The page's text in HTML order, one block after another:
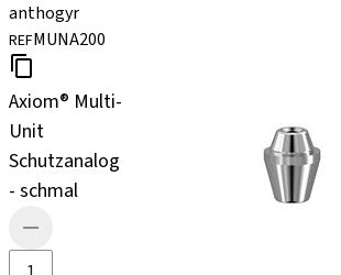
anthogyr
REFMUNA200
Axiom® Multi-
Unit
Schutzanalog
- schmal